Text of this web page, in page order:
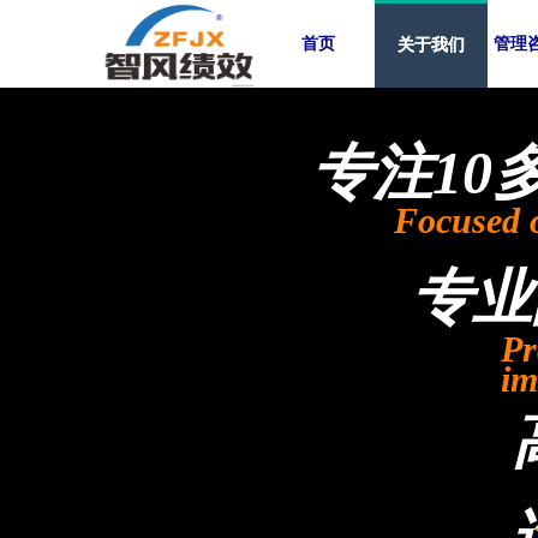
首页 关于我们 管理
专
专注10
Focused